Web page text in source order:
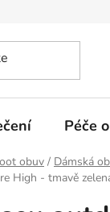
prodejny
Péče
obuv / Dámská
High - tmavě